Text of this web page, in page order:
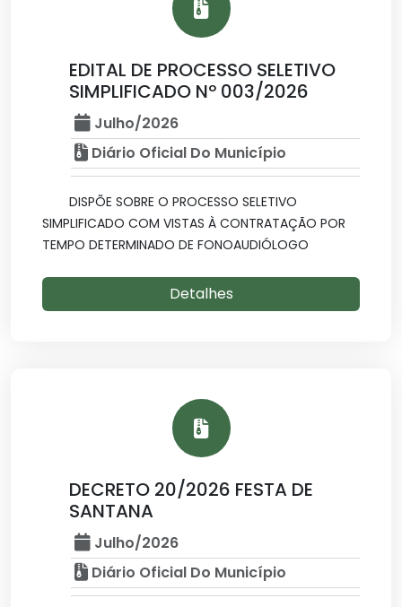
EDITAL DE PROCESSO SELETIVO
SIMPLIFICADO Nº 003/2026
Julho/2026
Diário Oficial Do Município
DISPÕE SOBRE O PROCESSO SELETIVO
SIMPLIFICADO COM VISTAS À CONTRATAÇÃO POR
TEMPO DETERMINADO DE FONOAUDIÓLOGO
Detalhes
DECRETO 20/2026 FESTA DE
SANTANA
Julho/2026
Diário Oficial Do Município